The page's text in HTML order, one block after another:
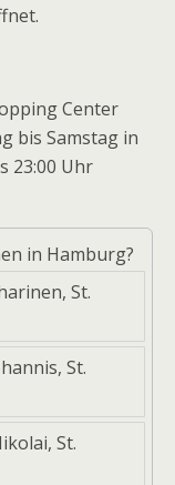
Center
bis Samstag in
23:00 Uhr
in Hamburg?
St.
St.
St.